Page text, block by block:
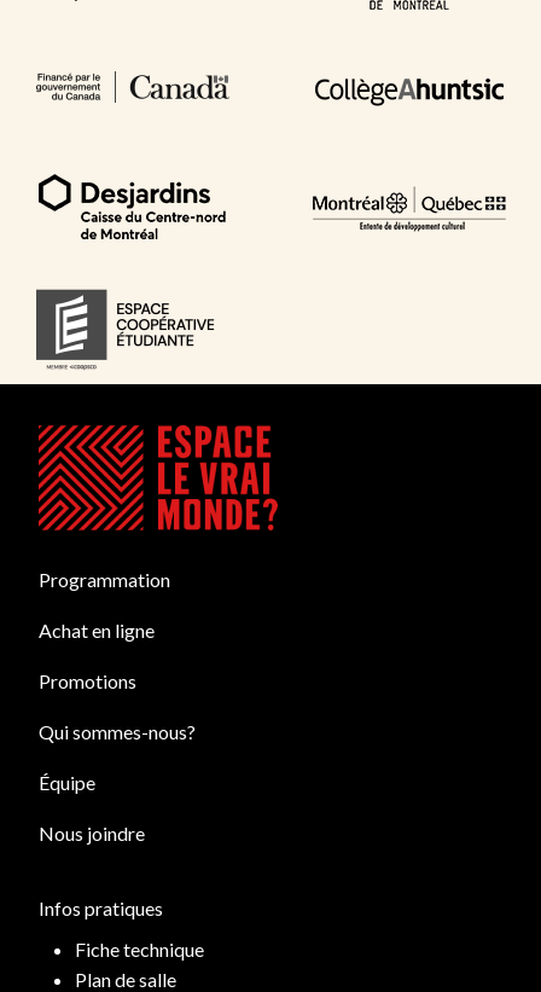
Programmation
Achat en ligne
Promotions
Qui sommes-nous?
Équipe
Nous joindre
Infos pratiques
Fiche technique
Plan de salle